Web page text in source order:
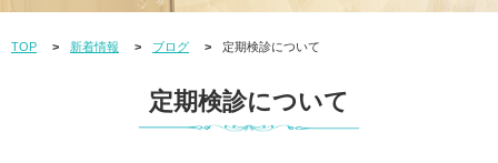
TOP 新着情報 ブログ 定期検診について
定期検診について